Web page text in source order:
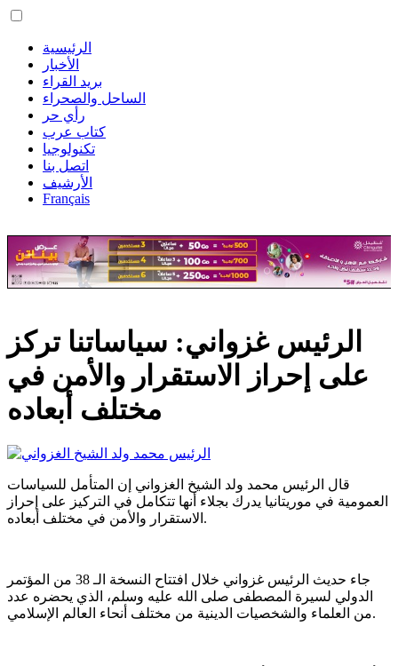
الرئيسية
الأخبار
بريد القراء
الساحل والصحراء
رأي حر
كتاب عرب
تكنولوجيا
اتصل بنا
الأرشيف
Français
الرئيس غزواني: سياساتنا تركز
على إحراز الاستقرار والأمن في
مختلف أبعاده
قال الرئيس محمد ولد الشيخ الغزواني إن المتأمل للسياسات
العمومية في موريتانيا يدرك بجلاء أنها تتكامل في التركيز على إحراز
الاستقرار والأمن في مختلف أبعاده.
جاء حديث الرئيس غزواني خلال افتتاح النسخة الـ 38 من المؤتمر
الدولي لسيرة المصطفى صلى الله عليه وسلم، الذي يحضره عدد
من العلماء والشخصيات الدينية من مختلف أنحاء العالم الإسلامي.